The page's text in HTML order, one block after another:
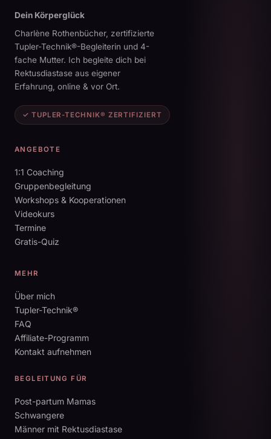
Dein Körperglück
Charlène Rothenbücher, zertifizierte
Tupler-Technik®-Begleiterin und 4-
fache Mutter. Ich begleite dich bei
Rektusdiastase aus eigener
Erfahrung, online & vor Ort.
✓ TUPLER-TECHNIK® ZERTIFIZIERT
ANGEBOTE
1:1 Coaching
Gruppenbegleitung
Workshops & Kooperationen
Videokurs
Termine
Gratis-Quiz
MEHR
Über mich
Tupler-Technik®
FAQ
Affiliate-Programm
Kontakt aufnehmen
BEGLEITUNG FÜR
Post-partum Mamas
Schwangere
Männer mit Rektusdiastase